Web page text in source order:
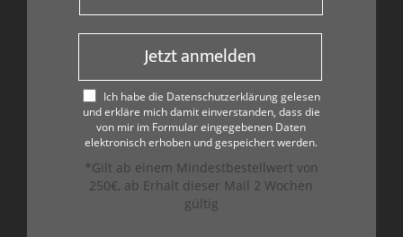
Jetzt anmelden
Ich habe die Datenschutzerklärung gelesen
und erkläre mich damit einverstanden, dass die
von mir im Formular eingegebenen Daten
elektronisch erhoben und gespeichert werden.
*Gilt ab einem Mindestbestellwert von
250€, ab Erhalt dieser Mail 2 Wochen
gültig